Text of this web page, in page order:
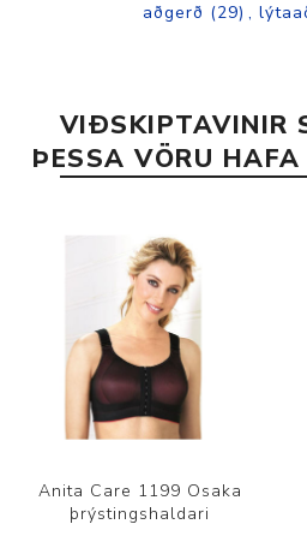
aðgerð (29) ,
VIÐSKIPTAVINIR
ÞESSA VÖRU
Anita Care 1199 Osaka
þrýstingshaldari